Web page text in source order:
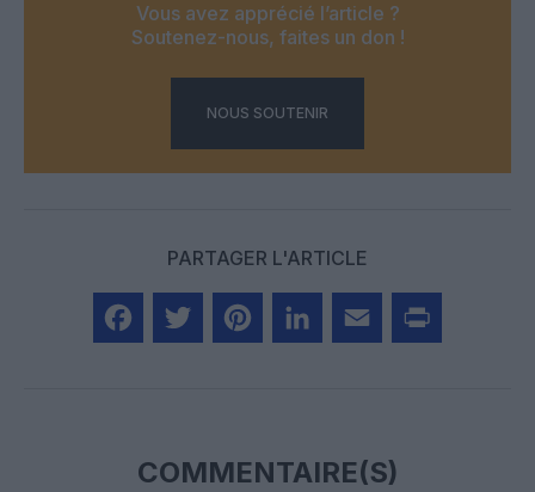
Vous avez apprécié l’article ?
Soutenez-nous, faites un don !
NOUS SOUTENIR
PARTAGER L'ARTICLE
COMMENTAIRE(S)